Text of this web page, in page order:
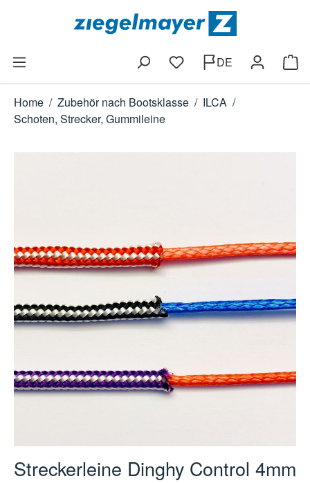
Zum Hauptinhalt springen
Du hast 0 Produkte auf
DE
Home / Zubehör nach Bootsklasse / ILCA /
Schoten, Strecker, Gummileine
Streckerleine Dinghy Control 4mm